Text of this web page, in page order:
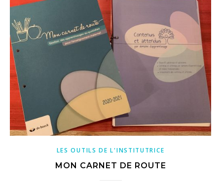
LES OUTILS DE L'INSTITUTRICE
MON CARNET DE ROUTE